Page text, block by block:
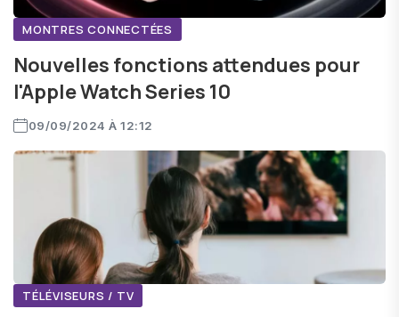
MONTRES CONNECTÉES
Nouvelles fonctions attendues pour
l'Apple Watch Series 10
09/09/2024 À 12:12
TÉLÉVISEURS / TV